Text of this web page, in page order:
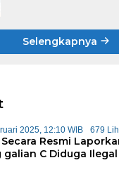
Selengkapnya
2025, 12:10 WIB 679
Secara Resmi
C Diduga Ilegal